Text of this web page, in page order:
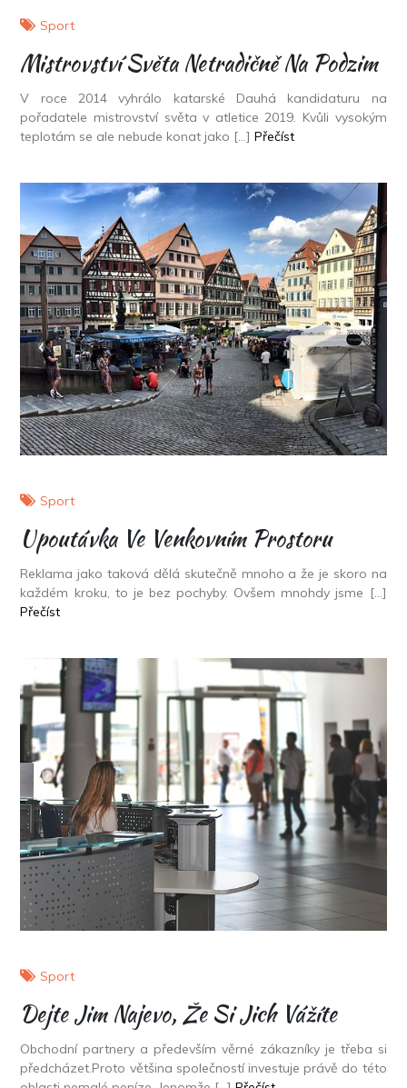
Sport
Mistrovství Světa Netradičně Na Podzim
V roce 2014 vyhrálo katarské Dauhá kandidaturu na
pořadatele mistrovství světa v atletice 2019. Kvůli vysokým
teplotám se ale nebude konat jako […] Přečíst
Sport
Upoutávka Ve Venkovním Prostoru
Reklama jako taková dělá skutečně mnoho a že je skoro na
každém kroku, to je bez pochyby. Ovšem mnohdy jsme […]
Přečíst
Sport
Dejte Jim Najevo, Že Si Jich Vážíte
Obchodní partnery a především věrné zákazníky je třeba si
předcházet.Proto většina společností investuje právě do této